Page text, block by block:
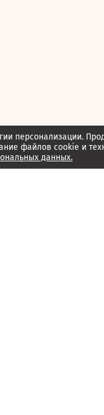
персонализации.
файлов cookie и
данных.